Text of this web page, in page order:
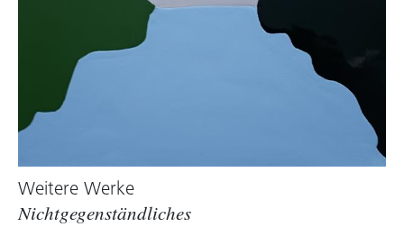
Weitere Werke
Nichtgegenständliches